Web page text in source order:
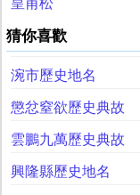
皇甫松
猜你喜歡
涴市歷史地名
懲忿窒欲歷史典故
雲鵬九萬歷史典故
興隆縣歷史地名